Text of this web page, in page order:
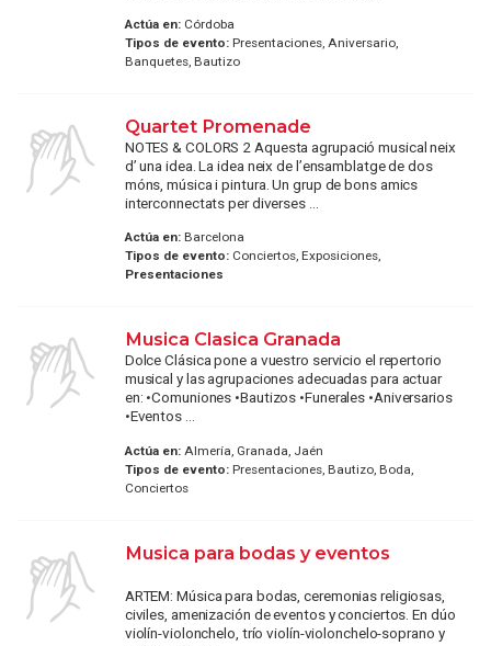
Actúa en:Córdoba
Tipos de evento:Presentaciones, Aniversario,
Banquetes, Bautizo
Quartet Promenade
NOTES & COLORS 2 Aquesta agrupació musical neix
d’ una idea. La idea neix de l’ensamblatge de dos
móns, música i pintura. Un grup de bons amics
interconnectats per diverses ...
Actúa en:Barcelona
Tipos de evento:Conciertos, Exposiciones,
Presentaciones
Musica Clasica Granada
Dolce Clásica pone a vuestro servicio el repertorio
musical y las agrupaciones adecuadas para actuar
en: •Comuniones •Bautizos •Funerales •Aniversarios
•Eventos ...
Actúa en:Almería, Granada, Jaén
Tipos de evento:Presentaciones, Bautizo, Boda,
Conciertos
Musica para bodas y eventos
ARTEM: Música para bodas, ceremonias religiosas,
civiles, amenización de eventos y conciertos. En dúo
violín-violonchelo, trío violín-violonchelo-soprano y